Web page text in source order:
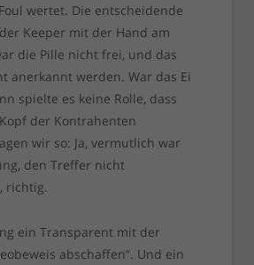
wertet. Die entscheidende
Keeper mit der Hand am
die Pille nicht frei, und das
anerkannt werden. War das Ei
spielte es keine Rolle, dass
der Kontrahenten
wir so: Ja, vermutlich war
den Treffer nicht
richtig.
ein Transparent mit der
abschaffen“. Und ein